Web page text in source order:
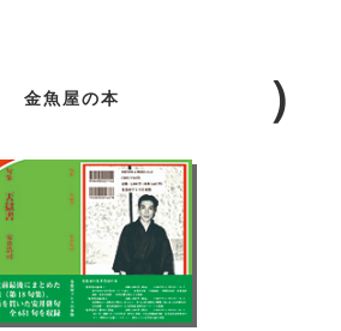
金魚屋の本